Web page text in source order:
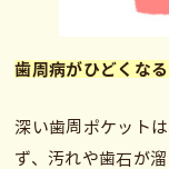
歯周病がひどくな
深い歯周ポケット
ず、汚れや歯石が